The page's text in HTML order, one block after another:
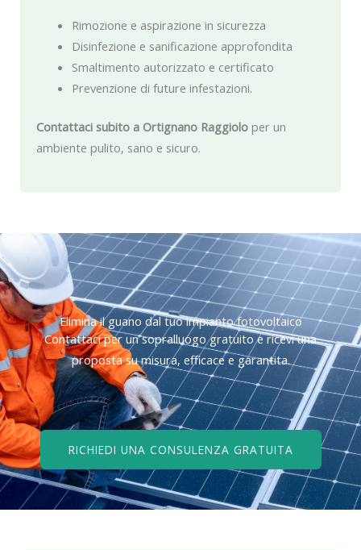
Rimozione e aspirazione in sicurezza
Disinfezione e sanificazione approfondita
Smaltimento autorizzato e certificato
Prevenzione di future infestazioni.
Contattaci subito a Ortignano Raggiolo per un
ambiente pulito, sano e sicuro.
Elimina il guano dal tuo impianto fotovoltaico
Contattaci per un sopralluogo gratuito e ricevi una
proposta su misura, efficace e garantita.
RICHIEDI UNA CONSULENZA GRATUITA